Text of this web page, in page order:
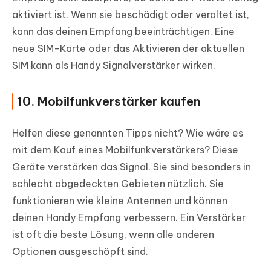
aktiviert ist. Wenn sie beschädigt oder veraltet ist,
kann das deinen Empfang beeinträchtigen. Eine
neue SIM-Karte oder das Aktivieren der aktuellen
SIM kann als Handy Signalverstärker wirken.
10. Mobilfunkverstärker kaufen
Helfen diese genannten Tipps nicht? Wie wäre es
mit dem Kauf eines Mobilfunkverstärkers? Diese
Geräte verstärken das Signal. Sie sind besonders in
schlecht abgedeckten Gebieten nützlich. Sie
funktionieren wie kleine Antennen und können
deinen Handy Empfang verbessern. Ein Verstärker
ist oft die beste Lösung, wenn alle anderen
Optionen ausgeschöpft sind.